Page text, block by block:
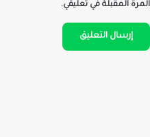
المرة المقبلة في تعليقي.